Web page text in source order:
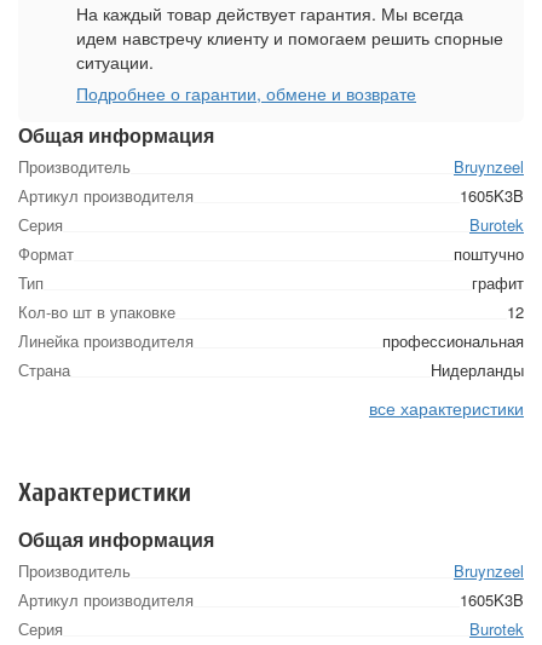
Общая информация
Производитель
Bruynzeel
Артикул производителя
1605K3B
Серия
Burotek
Формат
поштучно
Тип
графит
Кол-во шт в упаковке
12
Линейка производителя
профессиональная
Страна
Нидерланды
все характеристики
На каждый товар действует гарантия. Мы всегда
идем навстречу клиенту и помогаем решить спорные
ситуации.
Подробнее о гарантии, обмене и возврате
Характеристики
Общая информация
Производитель
Bruynzeel
Артикул производителя
1605K3B
Серия
Burotek